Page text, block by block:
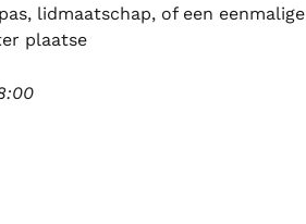
lidmaatschap, of een eenmalige
plaatse